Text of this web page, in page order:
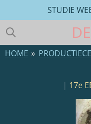
direct
naar
de
hoofdinhoud
DE
STUDIE
HOME »
| 17e